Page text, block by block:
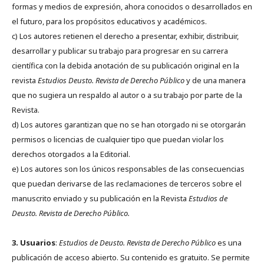
formas y medios de expresión, ahora conocidos o desarrollados en
el futuro, para los propósitos educativos y académicos.
c) Los autores retienen el derecho a presentar, exhibir, distribuir,
desarrollar y publicar su trabajo para progresar en su carrera
científica con la debida anotación de su publicación original en la
revista Estudios Deusto. Revista de Derecho Públicoy de una manera
que no sugiera un respaldo al autor o a su trabajo por parte de la
Revista.
d) Los autores garantizan que no se han otorgado ni se otorgarán
permisos o licencias de cualquier tipo que puedan violar los
derechos otorgados a la Editorial.
e) Los autores son los únicos responsables de las consecuencias
que puedan derivarse de las reclamaciones de terceros sobre el
manuscrito enviado y su publicación en la Revista Estudios de
Deusto. Revista de Derecho Público.
3. Usuarios: Estudios de Deusto. Revista de Derecho Públicoes una
publicación de acceso abierto. Su contenido es gratuito. Se permite